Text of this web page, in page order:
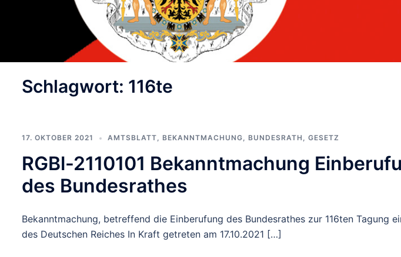
Schlagwort: 116te
17. OKTOBER 2021 AMTSBLATT, BEKANNTMACHUNG, BUNDESRATH , GESETZ
RGBl-2110101 Bekanntmachung
des Bundesrathes
Bekanntmachung, betreffend die Einberufung des Bundesrathes zur 116ten Tagung
des Deutschen Reiches In Kraft getreten am 17.10.2021 […]